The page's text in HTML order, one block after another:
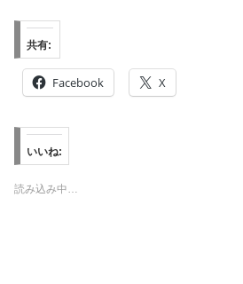
共有:
Facebook X
いいね:
読み込み中…